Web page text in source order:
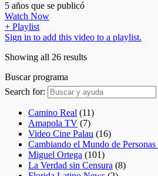
5 años que se publicó
Watch Now
+ Playlist
Sign in to add this video to a playlist.
Showing all 26 results
Buscar programa
Search for:
Camino Real (11)
Amapola TV (7)
Video Cine Palau (16)
Cambiando el Mundo de
Miguel Ortega (101)
La Verdad sin Censura (8)